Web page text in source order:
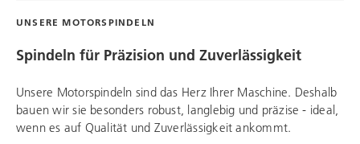
UNSERE MOTORSPINDELN
Spindeln für Präzision und Zuverlässigkeit
Unsere Motorspindeln sind das Herz Ihrer Maschine. Deshalb
bauen wir sie besonders robust, langlebig und präzise - ideal,
wenn es auf Qualität und Zuverlässigkeit ankommt.